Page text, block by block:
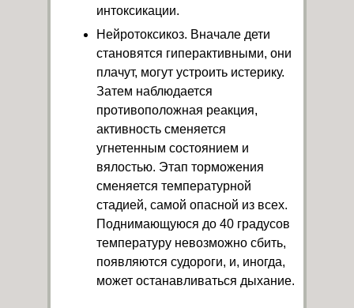
интоксикации.
Нейротоксикоз. Вначале дети
становятся гиперактивными, они
плачут, могут устроить истерику.
Затем наблюдается
противоположная реакция,
активность сменяется
угнетенным состоянием и
вялостью. Этап торможения
сменяется температурной
стадией, самой опасной из всех.
Поднимающуюся до 40 градусов
температуру невозможно сбить,
появляются судороги, и, иногда,
может останавливаться дыхание.